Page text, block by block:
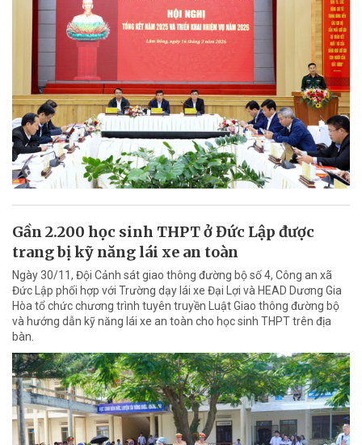
Gần 2.200 học sinh THPT ở Đức Lập được
trang bị kỹ năng lái xe an toàn
Ngày 30/11, Đội Cảnh sát giao thông đường bộ số 4, Công an xã
Đức Lập phối hợp với Trường dạy lái xe Đại Lợi và HEAD Dương Gia
Hòa tổ chức chương trình tuyên truyền Luật Giao thông đường bộ
và hướng dẫn kỹ năng lái xe an toàn cho học sinh THPT trên địa
bàn.